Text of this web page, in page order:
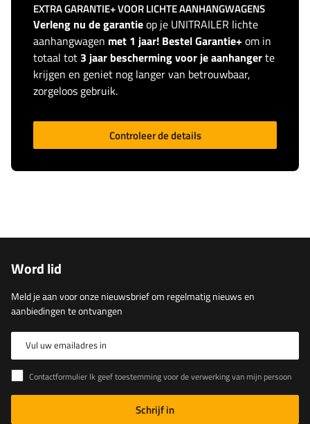
EXTRA GARANTIE+ VOOR LICHTE AANHANGWAGENS
Verleng nu de garantieop je UNITRAILER lichte
aanhangwagen met 1 jaar! Bestel Garantie+om in
totaal tot 3 jaar bescherming voor je aanhangerte
krijgen en geniet nog langer van betrouwbaar,
zorgeloos gebruik.
Controleer de details
Word lid
Meld je aan voor onze nieuwsbrief om regelmatig nieuws en
aanbiedingen te ontvangen
Vul uw emailadres in
Contactformulier Ik geef toestemming voor de verwerking van mijn persoonlijke gegevens in het contactformulier in overeenstemming met de Verordening van het Europees Parlement en de Raad (EU)
Schrijf in